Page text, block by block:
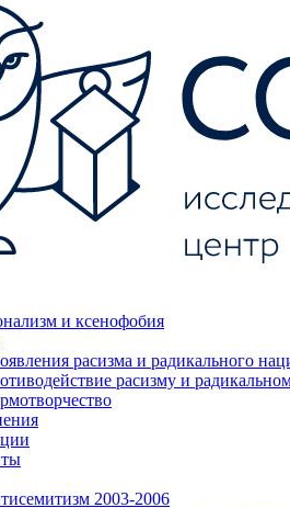
и ксенофобия
расизма и радикального
расизму и
2003-2006